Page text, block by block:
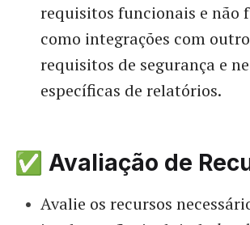
requisitos funcionais e não
como integrações com
requisitos de segurança e
específicas de relatórios.
✅ Avaliação de
Avalie os recursos